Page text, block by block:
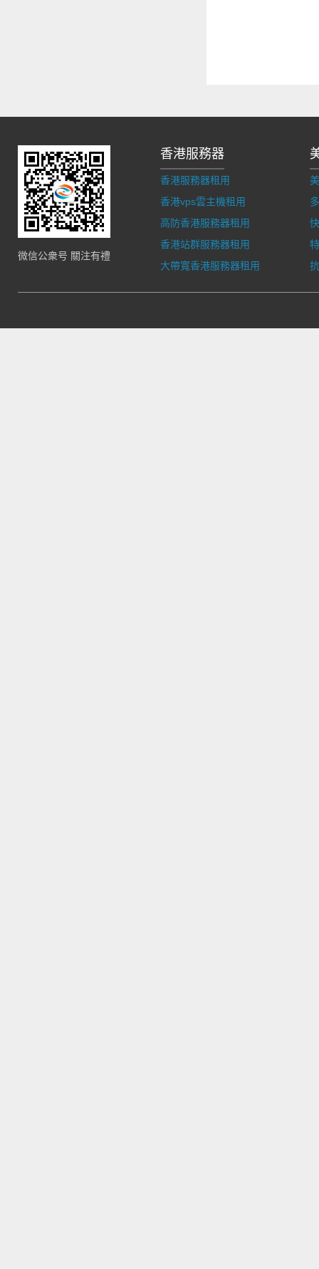
微信公衆号 關注有禮
香港服務器
香港服務器租用
香港vps雲主機租用
高防香港服務器租用
香港站群服務器租用
大帶寬香港服務器租用